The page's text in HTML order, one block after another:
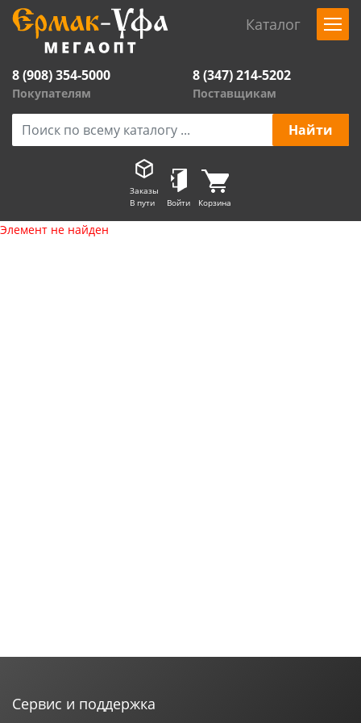
Каталог
8 (908) 354-5000
Покупателям
8 (347) 214-5202
Поставщикам
Заказы
В пути
Войти Корзина
Элемент не найден
Сервис и поддержка